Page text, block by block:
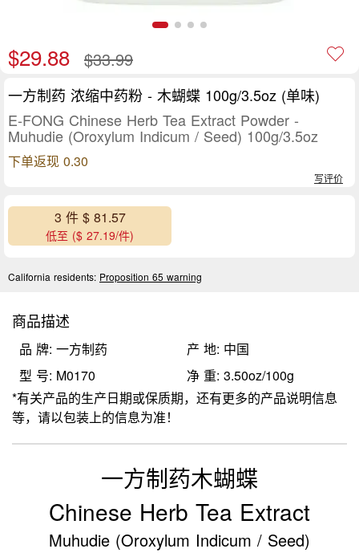
$29.88 $33.99
一方制药 浓缩中药粉 - 木蝴蝶 100g/3.5oz (单味)
E-FONG Chinese Herb Tea Extract Powder -
Muhudie (Oroxylum Indicum / Seed) 100g/3.5oz
下单返现 0.30
写评价
3 件 $ 81.57
低至 ($ 27.19/件)
California residents: Proposition 65 warning
商品描述
品 牌: 一方制药
产 地: 中国
型 号: M0170
净 重: 3.50oz/100g
*有关产品的生产日期或保质期，还有更多的产品说明信息
等，请以包装上的信息为准！
一方制药木蝴蝶
Chinese Herb Tea Extract
Muhudie (Oroxylum Indicum / Seed)